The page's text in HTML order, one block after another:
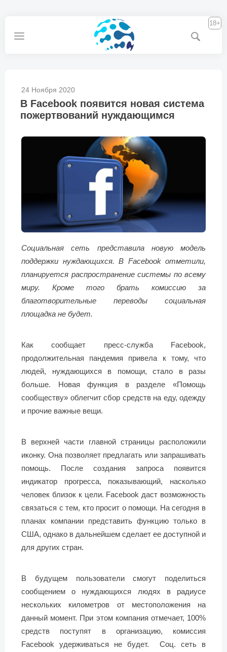
18+
24 Ноября 2020
В Facebook появится новая система
пожертвований нуждающимся
Социальная сеть представила новую модель
поддержки нуждающихся. В Facebook отметили,
планируется распространение системы по всему
миру. Кроме того брать комиссию за
благотворительные переводы социальная
площадка не будет.
Как сообщает пресс-служба Facebook,
продолжительная пандемия привела к тому, что
людей, нуждающихся в помощи, стало в разы
больше. Новая функция в разделе «Помощь
сообществу» облегчит сбор средств на еду, одежду
и прочие важные вещи.
В верхней части главной страницы расположили
иконку. Она позволяет предлагать или запрашивать
помощь. После создания запроса появится
индикатор прогресса, показывающий, насколько
человек близок к цели. Facebook даст возможность
связаться с тем, кто просит о помощи. На сегодня в
планах компании представить функцию только в
США, однако в дальнейшем сделает ее доступной и
для других стран.
В будущем пользователи смогут поделиться
сообщением о нуждающихся людях в радиусе
нескольких километров от местоположения на
данный момент. При этом компания отмечает, 100%
средств поступят в организацию, комиссия
Facebook удерживаться не будет. Соц. сеть в